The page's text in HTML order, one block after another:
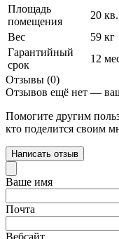
Площадь
помещения
20
Вес
59 кг
Гарантийный
срок
12
Отзывы (0)
Отзывов ещё нет —
Помогите другим
кто поделится своим
Написать отзыв
Ваше имя
Почта
Вебсайт